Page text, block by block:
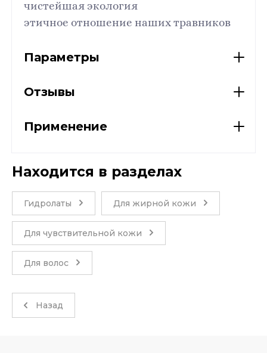
чистейшая экология
этичное отношение наших травников
Параметры
Отзывы
Применение
Находится в разделах
Гидролаты Для жирной кожи
Для чувствительной кожи
Для волос
Назад